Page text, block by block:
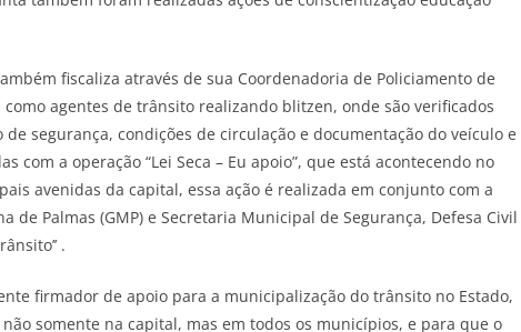
fiscaliza através de sua Coordenadoria de Policiamento de
agentes de trânsito realizando blitzen, onde são verificados
segurança, condições de circulação e documentação do veículo e
com a operação “Lei Seca – Eu apoio”, que está acontecendo no
avenidas da capital, essa ação é realizada em conjunto com a
de Palmas (GMP) e Secretaria Municipal de Segurança, Defesa Civil
.
firmador de apoio para a municipalização do trânsito no Estado,
somente na capital, mas em todos os municípios, e para que o